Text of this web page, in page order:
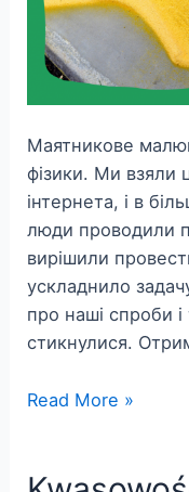
Маятникове
фізики. Ми взяли
інтернета, і в
люди проводили
вирішили
ускладнило
про наші спроби
стикнулися.
Rysujemy
wahadła
Read More »